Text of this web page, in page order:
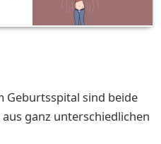
Geburtsspital sind beide
ganz unterschiedlichen